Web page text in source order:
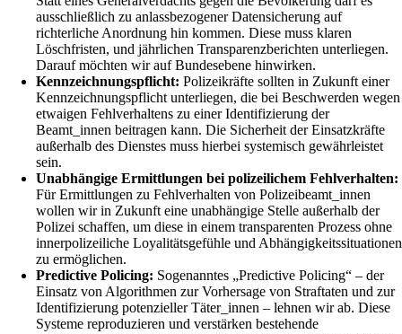
ausschließlich zu anlassbezogener Datensicherung auf
richterliche Anordnung hin kommen. Diese muss klaren
Löschfristen, und jährlichen Transparenzberichten unterliegen.
Darauf möchten wir auf Bundesebene hinwirken.
Kennzeichnungspflicht: Polizeikräfte sollten in Zukunft einer
Kennzeichnungspflicht unterliegen, die bei Beschwerden wegen
etwaigen Fehlverhaltens zu einer Identifizierung der
Beamt_innen beitragen kann. Die Sicherheit der Einsatzkräfte
außerhalb des Dienstes muss hierbei systemisch gewährleistet
sein.
Unabhängige Ermittlungen bei polizeilichem Fehlverhalten:
Für Ermittlungen zu Fehlverhalten von Polizeibeamt_innen
wollen wir in Zukunft eine unabhängige Stelle außerhalb der
Polizei schaffen, um diese in einem transparenten Prozess ohne
innerpolizeiliche Loyalitätsgefühle und Abhängigkeitssituationen
zu ermöglichen.
Predictive Policing: Sogenanntes „Predictive Policing“ – der
Einsatz von Algorithmen zur Vorhersage von Straftaten und zur
Identifizierung potenzieller Täter_innen – lehnen wir ab. Diese
Systeme reproduzieren und verstärken bestehende